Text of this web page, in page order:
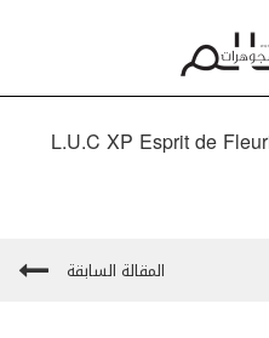
L.U.C XP Esprit de
المقالة السابقة